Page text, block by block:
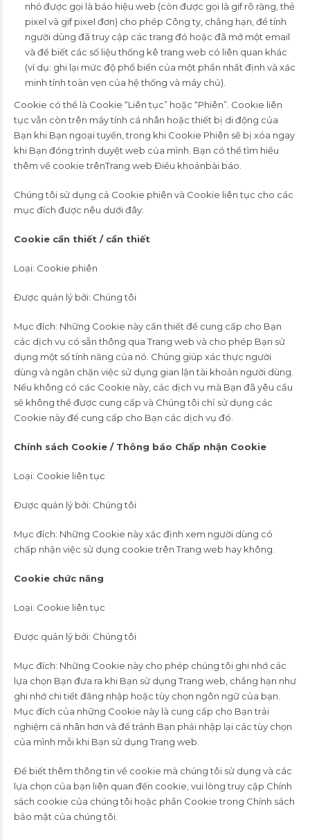
nhỏ được gọi là báo hiệu web (còn được gọi là gif rõ ràng, thẻ
pixel và gif pixel đơn) cho phép Công ty, chẳng hạn, để tính
người dùng đã truy cập các trang đó hoặc đã mở một email
và để biết các số liệu thống kê trang web có liên quan khác
(ví dụ: ghi lại mức độ phổ biến của một phần nhất định và xác
minh tính toàn vẹn của hệ thống và máy chủ).
Cookie có thể là Cookie “Liên tục” hoặc “Phiên”. Cookie liên
tục vẫn còn trên máy tính cá nhân hoặc thiết bị di động của
Bạn khi Bạn ngoại tuyến, trong khi Cookie Phiên sẽ bị xóa ngay
khi Bạn đóng trình duyệt web của mình. Bạn có thể tìm hiểu
thêm về cookie trênTrang web Điều khoảnbài báo.
Chúng tôi sử dụng cả Cookie phiên và Cookie liên tục cho các
mục đích được nêu dưới đây:
Cookie cần thiết / cần thiết
Loại: Cookie phiên
Được quản lý bởi: Chúng tôi
Mục đích: Những Cookie này cần thiết để cung cấp cho Bạn
các dịch vụ có sẵn thông qua Trang web và cho phép Bạn sử
dụng một số tính năng của nó. Chúng giúp xác thực người
dùng và ngăn chặn việc sử dụng gian lận tài khoản người dùng.
Nếu không có các Cookie này, các dịch vụ mà Bạn đã yêu cầu
sẽ không thể được cung cấp và Chúng tôi chỉ sử dụng các
Cookie này để cung cấp cho Bạn các dịch vụ đó.
Chính sách Cookie / Thông báo Chấp nhận Cookie
Loại: Cookie liên tục
Được quản lý bởi: Chúng tôi
Mục đích: Những Cookie này xác định xem người dùng có
chấp nhận việc sử dụng cookie trên Trang web hay không.
Cookie chức năng
Loại: Cookie liên tục
Được quản lý bởi: Chúng tôi
Mục đích: Những Cookie này cho phép chúng tôi ghi nhớ các
lựa chọn Bạn đưa ra khi Bạn sử dụng Trang web, chẳng hạn như
ghi nhớ chi tiết đăng nhập hoặc tùy chọn ngôn ngữ của bạn.
Mục đích của những Cookie này là cung cấp cho Bạn trải
nghiệm cá nhân hơn và để tránh Bạn phải nhập lại các tùy chọn
của mình mỗi khi Bạn sử dụng Trang web.
Để biết thêm thông tin về cookie mà chúng tôi sử dụng và các
lựa chọn của bạn liên quan đến cookie, vui lòng truy cập Chính
sách cookie của chúng tôi hoặc phần Cookie trong Chính sách
bảo mật của chúng tôi.